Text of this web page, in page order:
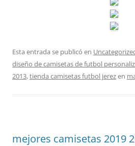
Esta entrada se publicó en
diseño de camisetas de futbol
2013,tienda camisetas futbol jerezen
mejores camisetas 2019